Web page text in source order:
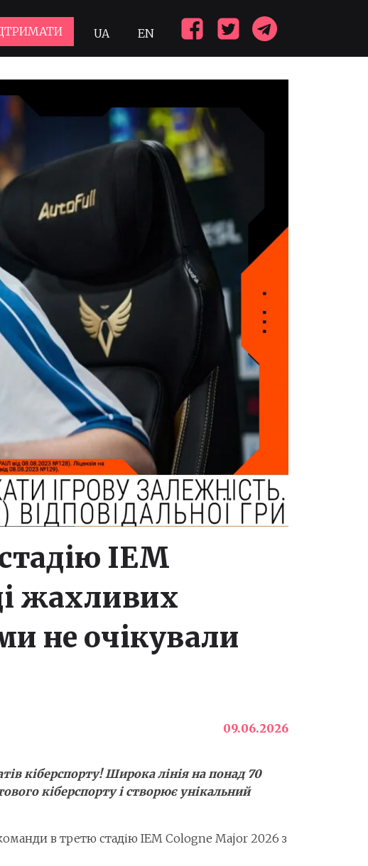
UA EN
IEM
жахливих
не очікували
09.06.2026
кіберспорту! Широка лінія на понад 70
кіберспорту і створює унікальний
в третю стадію IEM Cologne Major 2026 з